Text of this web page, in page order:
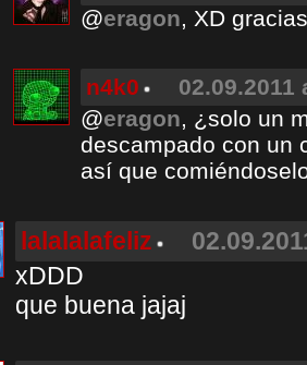
@eragon, XD
n4k0
02.09.2011
@eragon, ¿solo un
descampado con un
así que
lalalalafeliz
xDDD
que buena jajaj